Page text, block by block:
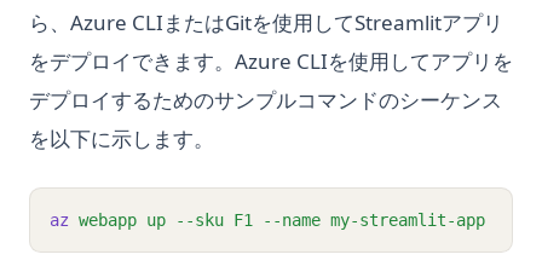
ら、Azure CLIまたはGitを使用してStreamlitアプリ
をデプロイできます。Azure CLIを使用してアプリを
デプロイするためのサンプルコマンドのシーケンス
を以下に示します。
az webapp up --sku F1 --name my-streamlit-app